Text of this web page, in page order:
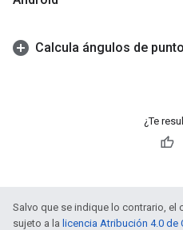
Calcula ángulos de
¿Te
Salvo que se indique lo contrario, el
sujeto a la licencia Atribución 4.0 de